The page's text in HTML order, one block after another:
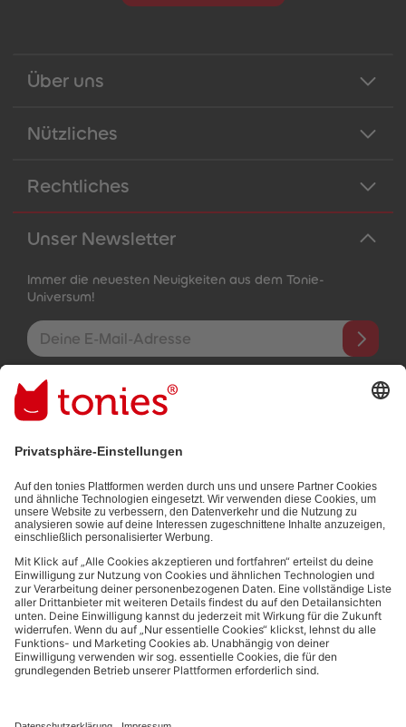
Über uns
Nützliches
Rechtliches
Unser Newsletter
Immer die neuesten Neuigkeiten aus dem Tonie-
Universum!
E-Mail-Addresse
Mit dem Absenden abonnierst du unseren E-Mail-Newsletter, der
auf den von dir bereitgestellten Informationen (z.B. Account-
informationen) und den von dir zu Werbezwecken bereitgestellten
Datenschutzbestimmungen.
Bezahlmethoden:
Links zu sozialen Netzwerken